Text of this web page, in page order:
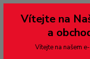
--- pro zákazníky ze
přepněte si e-shop na
dobírky – pokud si z
domluvě zaslána znovu s
případě bude zrušena a
Vítejte na
a
Vítejte na našem